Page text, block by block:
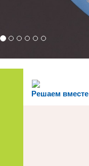
Решаем вместе